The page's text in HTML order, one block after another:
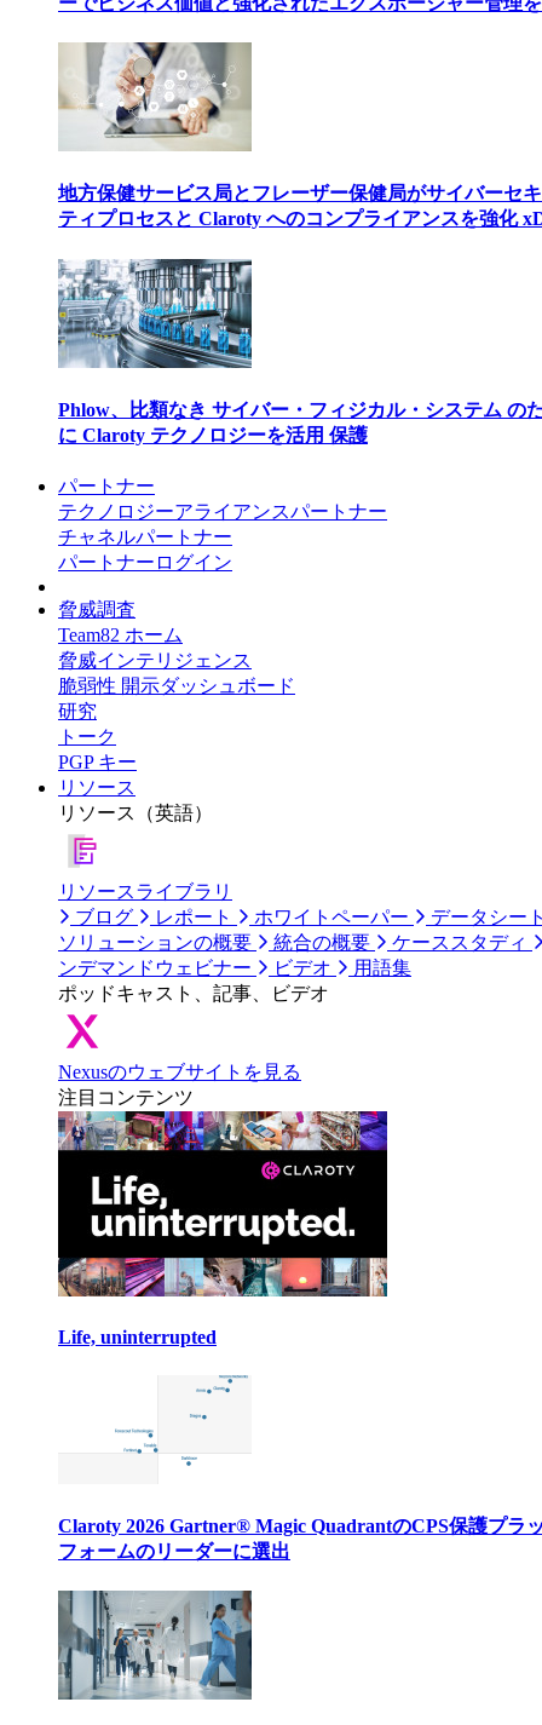
地方保健サービス局とフレーザー保健局がサイバーセ
ティプロセスと Claroty へのコンプライアンスを強化
Phlow、比類なき サイバー・フィジカル・システム の
に Claroty テクノロジーを活用 保護
パートナー
テクノロジーアライアンスパートナー
チャネルパートナー
パートナーログイン
脅威調査
Team82 ホーム
脅威インテリジェンス
脆弱性 開示ダッシュボード
研究
トーク
PGP キー
リソース
リソース（英語）
リソースライブラリ
ブログ
レポート ホワイトペーパー
データシー
ソリューションの概要
統合の概要
ケーススタディ
ンデマンドウェビナー
ビデオ
用語集
ポッドキャスト、記事、ビデオ
Nexusのウェブサイトを見る
注目コンテンツ
Life, uninterrupted
Claroty 2026 Gartner® Magic QuadrantのCPS保護プラ
フォームのリーダーに選出